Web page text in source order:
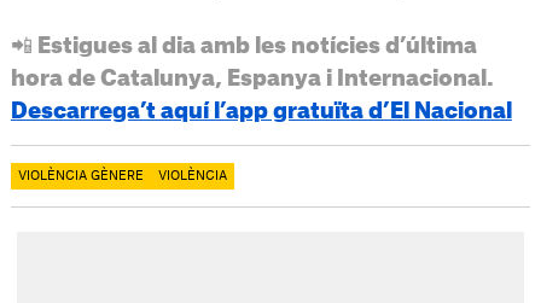
📲 Estigues al dia amb les notícies d’última
hora de Catalunya, Espanya i Internacional.
Descarrega’t aquí l’app gratuïta d’El Nacional
VIOLÈNCIA GÈNERE VIOLÈNCIA